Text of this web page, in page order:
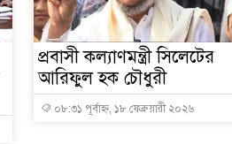
প্রবাসী কল্যাণমন্ত্রী সিলেটের
আরিফুল হক চৌধুরী
০৮:৩১ পূর্বাহ্ন, ১৮ ফেব্রুয়ারী ২০২৬